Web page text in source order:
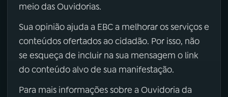
meio das Ouvidorias.
Sua opinião ajuda a EBC a melhorar os serviços e
conteúdos ofertados ao cidadão. Por isso, não
se esqueça de incluir na sua mensagem o link
do conteúdo alvo de sua manifestação.
Para mais informações sobre a Ouvidoria da